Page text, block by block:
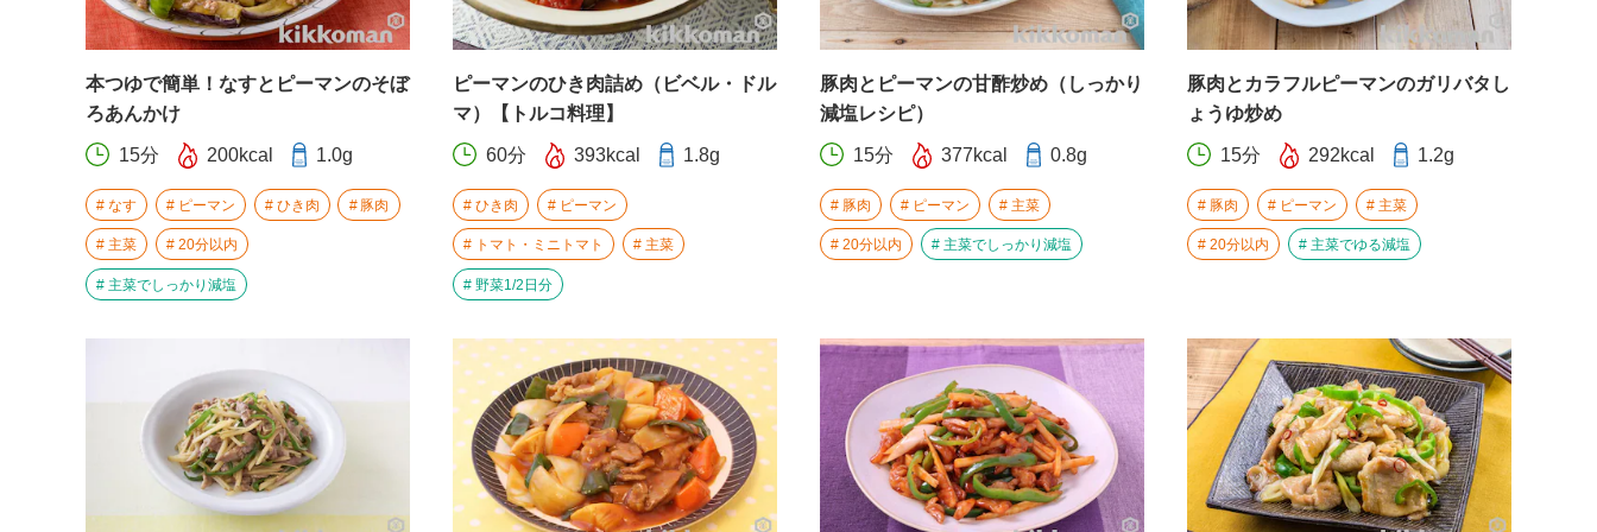
本つゆで簡単！なすとピーマンのそぼ
ろあんかけ
15分 200kcal 1.0g
なす ピーマン ひき肉 豚肉
主菜 20分以内
主菜でしっかり減塩
ピーマンのひき肉詰め（ビベル・ドル
マ）【トルコ料理】
60分 393kcal 1.8g
ひき肉 ピーマン
トマト・ミニトマト 主菜
野菜1/2日分
豚肉とピーマンの甘酢炒め（しっかり
減塩レシピ）
15分 377kcal 0.8g
豚肉 ピーマン 主菜
20分以内 主菜でしっかり減塩
豚肉とカラフルピーマンのガリバタし
ょうゆ炒め
15分 292kcal 1.2g
豚肉 ピーマン 主菜
20分以内 主菜でゆる減塩